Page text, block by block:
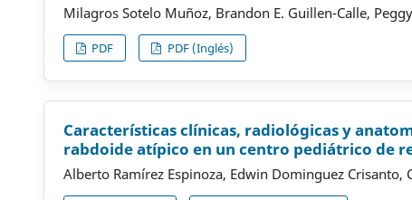
Milagros Sotelo Muñoz, Brandon E. Guillen-Calle,
PDF PDF (Inglés)
Características clínicas, radiológicas y
rabdoide atípico en un centro pediátrico de
Alberto Ramírez Espinoza, Edwin Dominguez Crisanto,